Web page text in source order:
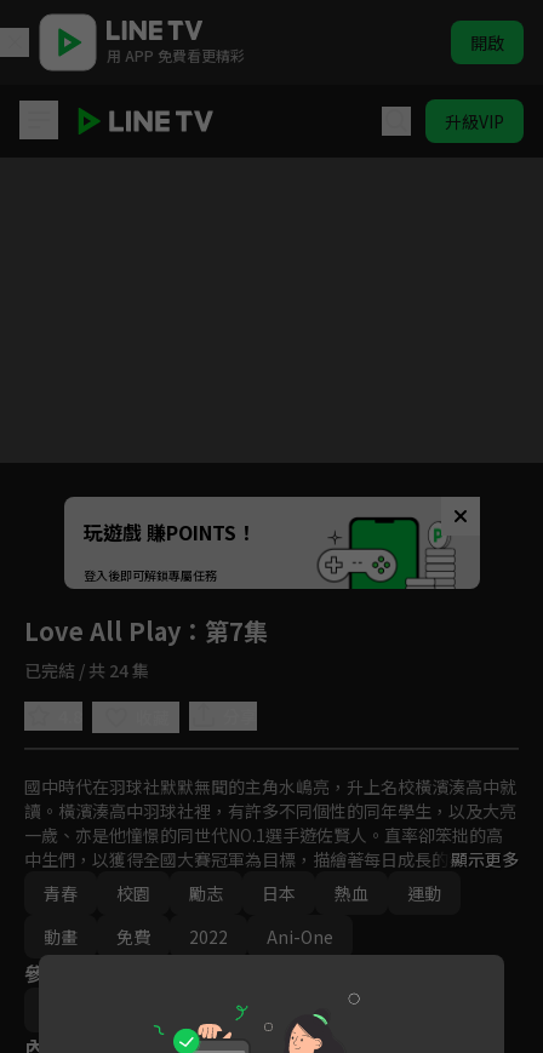
用 APP 免費看更精彩 開啟
升級VIP
Unmute
如有不便請見諒
玩遊戲 賺POINTS！
登入後即可解鎖專屬任務
Love All Play ：第7集
已完結 / 共 24 集
國中時代在羽球社默默無聞的主角水嶋亮，升上名校橫濱湊高中就
讀。橫濱湊高中羽球社裡，有許多不同個性的同年學生，以及大亮
一歲、亦是他憧憬的同世代NO.1選手遊佐賢人。直率卻笨拙的高
中生們，以獲得全國大賽冠軍為目標，描繪著每日成長的姿態，年
輕爽朗的青春故事！！
顯示更多
青春
校園 勵志 日本 熱血
運動
動畫
免費 2022 Ani-One
參與演員
內容標籤